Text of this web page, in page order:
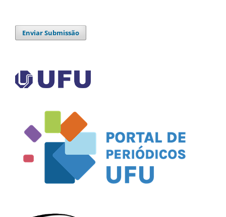
Enviar Submissão